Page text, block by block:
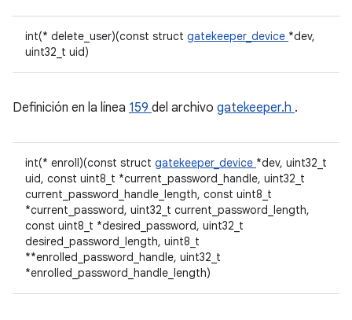
int(* delete_user)(const struct gatekeeper_device *dev,
uint32_t uid)
Definición en la línea 159 del archivo gatekeeper.h .
int(* enroll)(const struct gatekeeper_device *dev, uint32_t
uid, const uint8_t *current_password_handle, uint32_t
current_password_handle_length, const uint8_t
*current_password, uint32_t current_password_length,
const uint8_t *desired_password, uint32_t
desired_password_length, uint8_t
**enrolled_password_handle, uint32_t
*enrolled_password_handle_length)